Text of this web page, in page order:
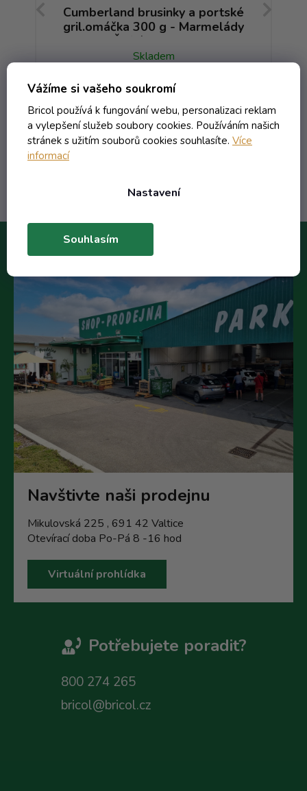
Vážíme si vašeho soukromí
Bricol používá k fungování webu, personalizaci reklam
a vylepšení služeb soubory cookies. Používáním našich
stránek s užitím souborů cookies souhlasíte. Více
informací
Nastavení
Souhlasím
Cumberland brusinky a portské
gril.omáčka 300 g - Marmelády
Šafránka s.r.o.
Skladem
187,00 Kč včetně DPH
166,96 Kč / ks
Navštivte naši prodejnu
Mikulovská 225 , 691 42 Valtice
Otevírací doba Po-Pá 8 -16 hod
Virtuální prohlídka
Potřebujete poradit?
800 274 265
bricol@bricol.cz